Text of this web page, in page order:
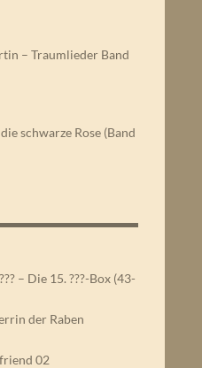
– Traumlieder Band
schwarze Rose (Band
– Die 15. ???-Box (43-
der Raben
02